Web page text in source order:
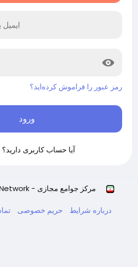
رمز عبور را فراموش کرده‌اید؟
ورود
آیا حساب کاربری دارید؟
© 2026 CentralClubs Network - مرکز جوامع مجازی
درباره شرایط حریم خصوصی